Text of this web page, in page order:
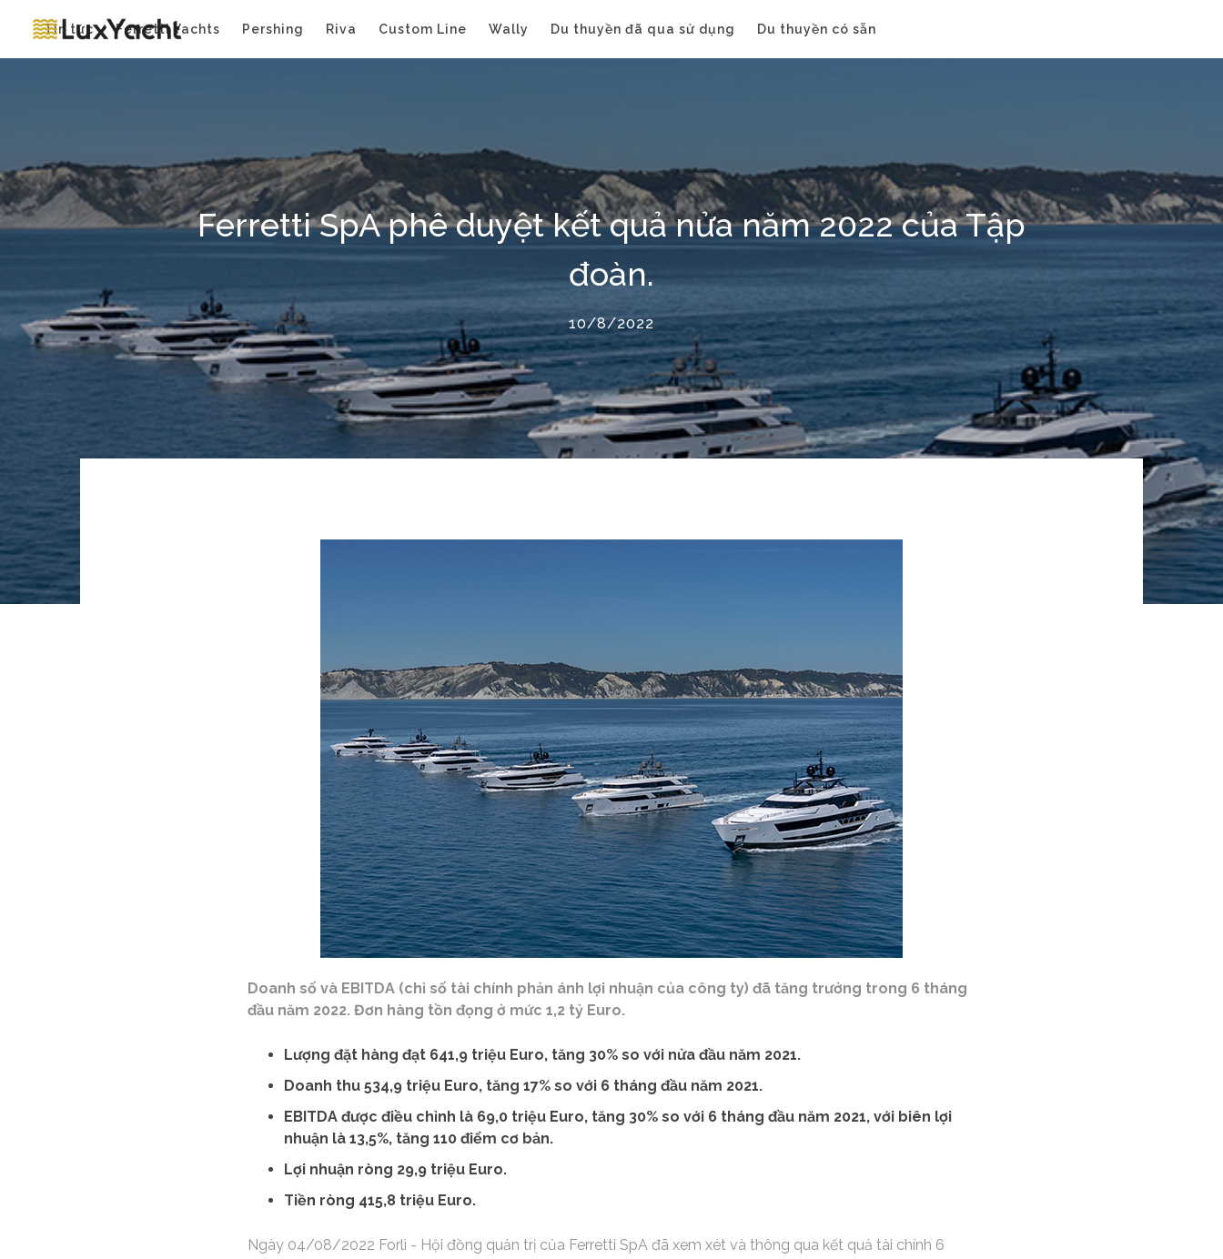
Tin tức Ferretti Yachts Pershing Riva Custom Line Wally Du thuyền đã qua sử dụng Du thuyền có sẵn
Ferretti SpA phê duyệt kết quả nửa năm 2022 của Tập
đoàn.
10/8/2022
Doanh số và EBITDA (chỉ số tài chính phản ánh lợi nhuận của công ty) đã tăng trưởng trong 6 tháng
đầu năm 2022. Đơn hàng tồn đọng ở mức 1,2 tỷ Euro.
Lượng đặt hàng đạt 641,9 triệu Euro, tăng 30% so với nửa đầu năm 2021.
Doanh thu 534,9 triệu Euro, tăng 17% so với 6 tháng đầu năm 2021.
EBITDA được điều chỉnh là 69,0 triệu Euro, tăng 30% so với 6 tháng đầu năm 2021, với biên lợi
nhuận là 13,5%, tăng 110 điểm cơ bản.
Lợi nhuận ròng 29,9 triệu Euro.
Tiền ròng 415,8 triệu Euro.
Ngày 04/08/2022 Forlì - Hội đồng quản trị của Ferretti SpA đã xem xét và thông qua kết quả tài chính 6